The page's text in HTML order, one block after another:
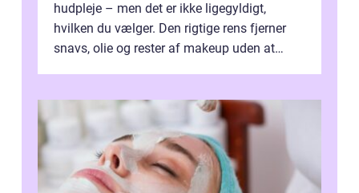
hudpleje – men det er ikke ligegyldigt,
hvilken du vælger. Den rigtige rens fjerner
snavs, olie og rester af makeup uden at